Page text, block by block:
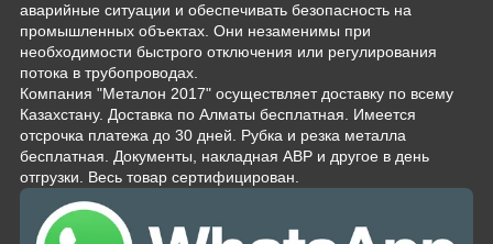
аварийные ситуации и обеспечивать безопасность на
промышленных объектах. Они незаменимы при
необходимости быстрого отключения или регулирования
потока в трубопроводах.
Компания "Металон 2017" осуществляет доставку по всему
Казахстану. Доставка по Алматы бесплатная. Имеется
отсрочка платежа до 30 дней. Рубка и резка металла
бесплатная. Документы, накладная АВР и другое в день
отгрузки. Весь товар сертифицирован.